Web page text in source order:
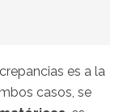
es a la
casos, se